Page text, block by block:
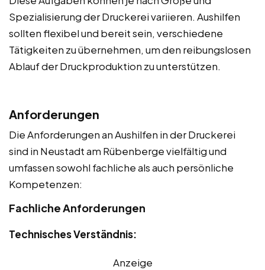
Spezialisierung der Druckerei variieren. Aushilfen
sollten flexibel und bereit sein, verschiedene
Tätigkeiten zu übernehmen, um den reibungslosen
Ablauf der Druckproduktion zu unterstützen.
Anforderungen
Die Anforderungen an Aushilfen in der Druckerei
sind in Neustadt am Rübenberge vielfältig und
umfassen sowohl fachliche als auch persönliche
Kompetenzen:
Fachliche Anforderungen
Technisches Verständnis:
Anzeige